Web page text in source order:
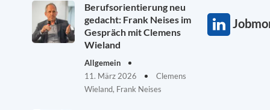
Berufsorientierung neu
gedacht: Frank Neises im
Gespräch mit Clemens
Wieland
Allgemein
11. März 2026
Clemens
Wieland, Frank Neises